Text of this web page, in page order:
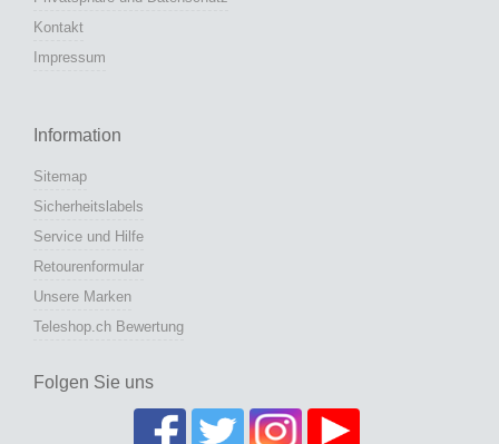
Kontakt
Impressum
Information
Sitemap
Sicherheitslabels
Service und Hilfe
Retourenformular
Unsere Marken
Teleshop.ch Bewertung
Folgen Sie uns